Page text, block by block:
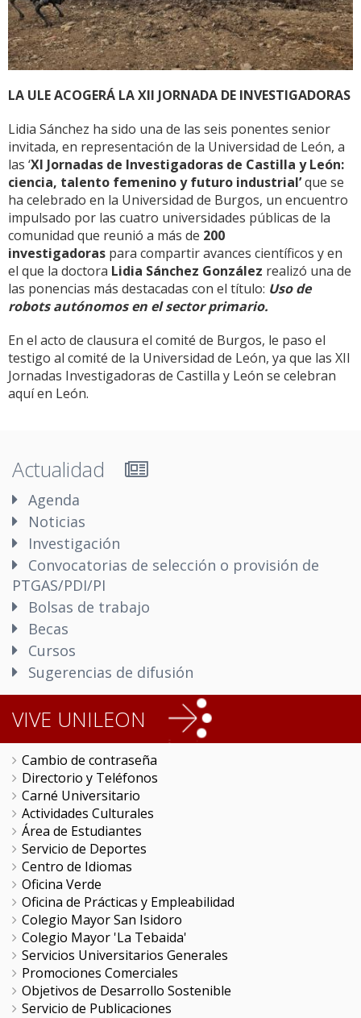
LA ULE ACOGERÁ LA XII JORNADA DE INVESTIGADORAS
Lidia Sánchez ha sido una de las seis ponentes senior
invitada, en representación de la Universidad de León, a
las ‘XI Jornadas de Investigadoras de Castilla y León:
ciencia, talento femenino y futuro industrial’que se
ha celebrado en la Universidad de Burgos, un encuentro
impulsado por las cuatro universidades públicas de la
comunidad que reunió a más de 200
investigadoras para compartir avances científicos y en
el que la doctora Lidia Sánchez González realizó una de
las ponencias más destacadas con el título: Uso de
robots autónomos en el sector primario.
En el acto de clausura el comité de Burgos, le paso el
testigo al comité de la Universidad de León, ya que las XII
Jornadas Investigadoras de Castilla y León se celebran
aquí en León.
Actualidad
Agenda
Noticias
Investigación
Convocatorias de selección o provisión de
PTGAS/PDI/PI
Bolsas de trabajo
Becas
Cursos
Sugerencias de difusión
VIVE UNILEON
Cambio de contraseña
Directorio y Teléfonos
Carné Universitario
Actividades Culturales
Área de Estudiantes
Servicio de Deportes
Centro de Idiomas
Oficina Verde
Oficina de Prácticas y Empleabilidad
Colegio Mayor San Isidoro
Colegio Mayor 'La Tebaida'
Servicios Universitarios Generales
Promociones Comerciales
Objetivos de Desarrollo Sostenible
Servicio de Publicaciones